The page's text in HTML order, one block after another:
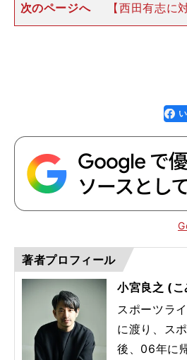
次のページへ
【西田有志
し、自分を律したところがあ
え、スパイクを決めたあと、
し出す
faceboo
k
著者プロフィール
小宮良之 (
スポーツラ
に渡り、ス
後、06年に
】 24
大